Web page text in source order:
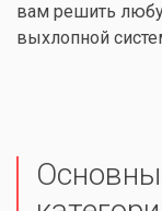
вам решить
выхлопной